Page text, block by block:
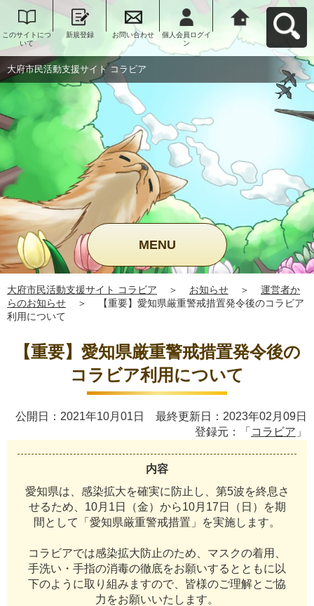
このサイトにつ
いて
新規登録 お問い合わせ
個人会員ログイ
ン
大府市民活動支
援サイト コラビ
アへ戻る
大府市民活動支援サイト コラビア
MENU
大府市民活動支援サイト コラビア ＞ お知らせ ＞
運営者か
らのお知らせ
＞
【重要】愛知県厳重警戒措置発令後のコラビア
利用について
【重要】愛知県厳重警戒措置発令後の
コラビア利用について
公開日：2021年10月01日 最終更新日：2023年02月09日
登録元：「 コラビア 」
内容
愛知県は 感染拡大を確実に 防止 し 第5波を終息 さ
せるため 10月 1 日 （金） から10月 17 日 （ 日 ） を期
間 と して 「 愛知県厳重警戒措置 」 を実施し ま す。
コ ラ ビアでは感染拡大防止のため マス クの着用
手洗い ・ 手指の消毒の徹底をお願いする と と もに 以
下のよ う に取 り 組み ま すので 皆様のご理解と ご協
力 をお願いいた し ま す。